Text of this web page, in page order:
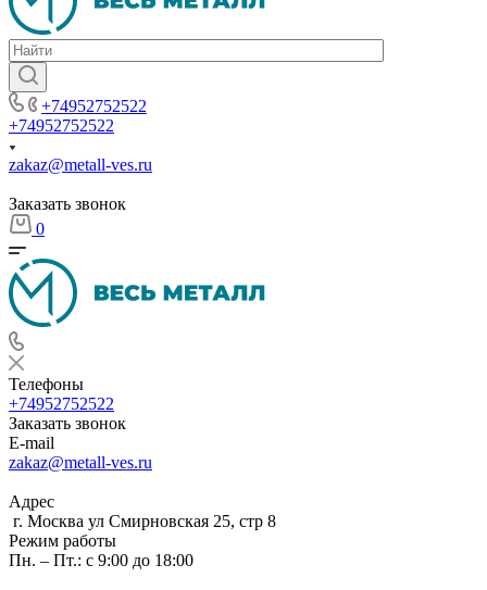
+74952752522
+74952752522
zakaz@metall-ves.ru
Заказать звонок
0
Телефоны
+74952752522
Заказать звонок
E-mail
zakaz@metall-ves.ru
Адрес
г. Москва ул Смирновская 25, стр 8
Режим работы
Пн. – Пт.: с 9:00 до 18:00